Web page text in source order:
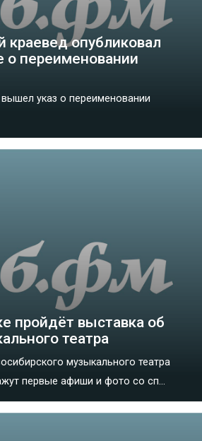
краевед опубликовал
о переименовании
указ о переименовании
пройдёт выставка об
театра
музыкального театра
первые афиши и фото со сп...